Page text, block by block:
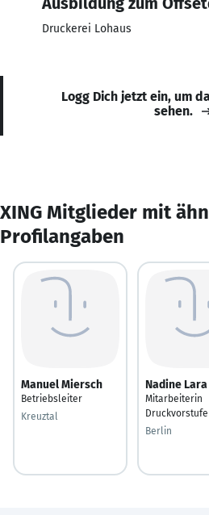
Druckerei Lohaus
Logg Dich jetzt ein, um
sehen.
XING Mitglieder mit
Profilangaben
Manuel Miersch
Betriebsleiter
Kreuztal
Nadine Lara
Mitarbeiterin
Druckvorstufe
Berlin